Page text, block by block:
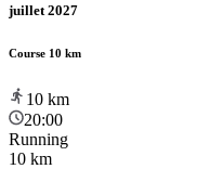
juillet 2027
Course 10 km
10 km
20:00
Running
10 km